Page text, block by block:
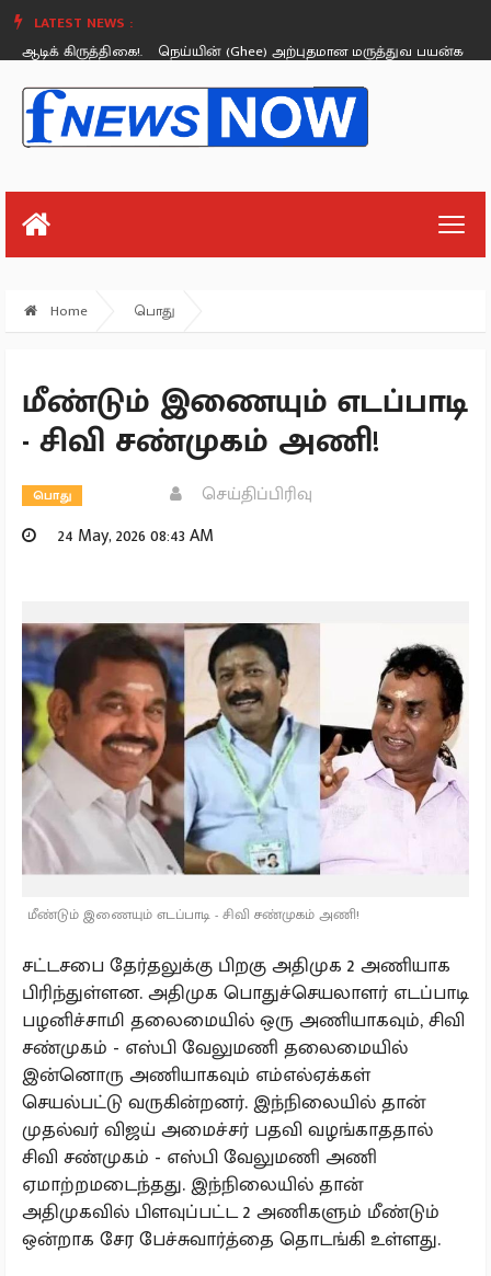
LATEST NEWS :
ஆடிக் கிருத்திகை!.
நெய்யின் (Ghee) அற்புதமான மருத்துவ பயன்கள்.
Thursday, August 26
Home பொது
மீண்டும் இணையும் எடப்பாடி
- சிவி சண்முகம் அணி!
பொது
செய்திப்பிரிவு
24 May, 2026 08:43 AM
மீண்டும் இணையும் எடப்பாடி - சிவி சண்முகம் அணி!
சட்டசபை தேர்தலுக்கு பிறகு அதிமுக 2 அணியாக
பிரிந்துள்ளன. அதிமுக பொதுச்செயலாளர் எடப்பாடி
பழனிச்சாமி தலைமையில் ஒரு அணியாகவும், சிவி
சண்முகம் - எஸ்பி வேலுமணி தலைமையில்
இன்னொரு அணியாகவும் எம்எல்ஏக்கள்
செயல்பட்டு வருகின்றனர். இந்நிலையில் தான்
முதல்வர் விஜய் அமைச்சர் பதவி வழங்காததால்
சிவி சண்முகம் - எஸ்பி வேலுமணி அணி
ஏமாற்றமடைந்தது. இந்நிலையில் தான்
அதிமுகவில் பிளவுப்பட்ட 2 அணிகளும் மீண்டும்
ஒன்றாக சேர பேச்சுவார்த்தை தொடங்கி உள்ளது.